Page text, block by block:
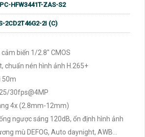
HFW3441T-ZAS-S2
2CD2T46G2-2I (C)
cảm biến 1/2.8" CMOS
chuẩn nén hình ảnh H.265+
50m
30fps@4MP
4x (2.8mm-12mm)
ngược sáng 120dB, ổn định hình ảnh
mù DEFOG, Auto daynight, AWB...